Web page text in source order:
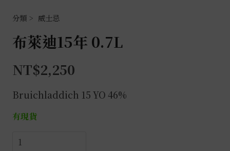
威士忌
布萊迪15年 0.7L
NT$2,250
Bruichladdich 15 YO 46%
有現貨
布